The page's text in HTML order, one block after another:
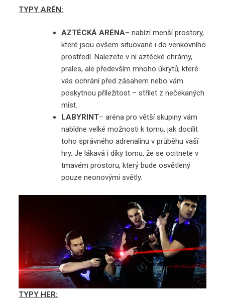
TYPY ARÉN:
AZTÉCKÁ ARÉNA– nabízí menší prostory,
které jsou ovšem situované i do venkovního
prostředí. Nalezete v ní aztécké chrámy,
prales, ale především mnoho úkrytů, které
vás ochrání před zásahem nebo vám
poskytnou příležitost – střílet z nečekaných
míst.
LABYRINT– aréna pro větší skupiny vám
nabídne velké možnosti k tomu, jak docílit
toho správného adrenalinu v průběhu vaší
hry. Je lákavá i díky tomu, že se ocitnete v
tmavém prostoru, který bude osvětlený
pouze neonovými světly.
TYPY HER: